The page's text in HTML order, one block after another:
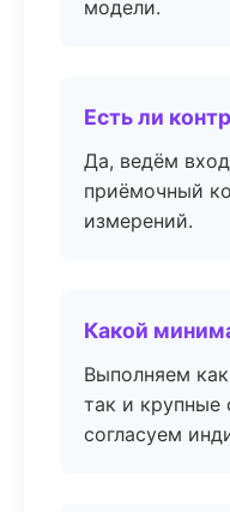
модели.
Есть ли
Да, ведём
приёмочный
измерений.
Какой
Выполняем
так и
согласуем